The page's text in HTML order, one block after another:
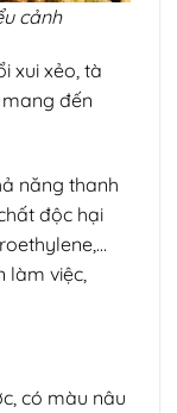
cảnh
xui xẻo, tà
đến
năng thanh
độc hại
làm việc,
có màu nâu